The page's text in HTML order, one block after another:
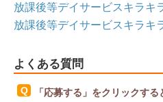
放課後等デイサービスキラキ
放課後等デイサービスキラキ
よくある質問
「応募する」をクリックす